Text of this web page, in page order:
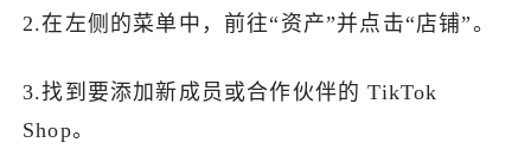
2.在左侧的菜单中，前往“资产”并点击“店铺”。
3.找到要添加新成员或合作伙伴的 TikTok
Shop。